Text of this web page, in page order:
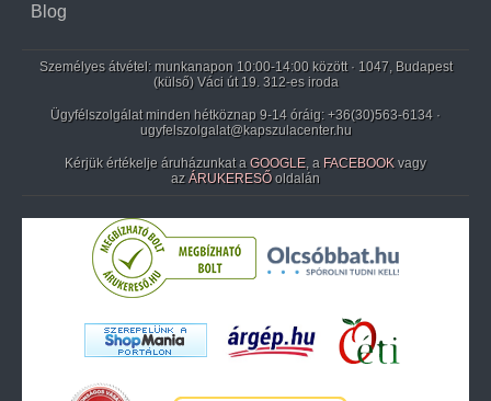
Blog
Személyes átvétel: munkanapon 10:00-14:00 között · 1047, Budapest
(külső) Váci út 19. 312-es iroda
Ügyfélszolgálat minden hétköznap 9-14 óráig: +36(30)563-6134 ·
ugyfelszolgalat@kapszulacenter.hu
Kérjük értékelje áruházunkat a GOOGLE, a FACEBOOK vagy
az ÁRUKERESŐ oldalán